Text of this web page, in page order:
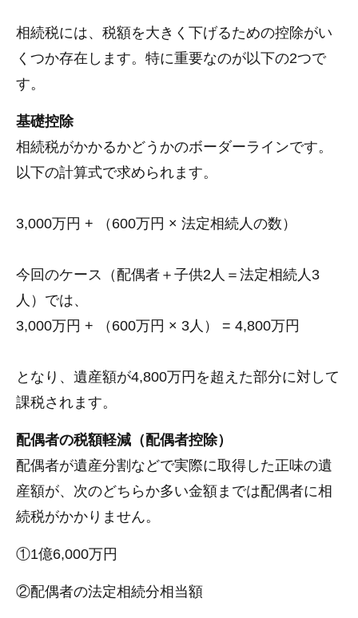
相続税には、税額を大きく下げるための控除がい
くつか存在します。特に重要なのが以下の2つで
す。
基礎控除
相続税がかかるかどうかのボーダーラインです。
以下の計算式で求められます。
3,000万円 + （600万円 × 法定相続人の数）
今回のケース（配偶者＋子供2人＝法定相続人3
人）では、
3,000万円 + （600万円 × 3人） = 4,800万円
となり、遺産額が4,800万円を超えた部分に対して
課税されます。
配偶者の税額軽減（配偶者控除）
配偶者が遺産分割などで実際に取得した正味の遺
産額が、次のどちらか多い金額までは配偶者に相
続税がかかりません。
①1億6,000万円
②配偶者の法定相続分相当額